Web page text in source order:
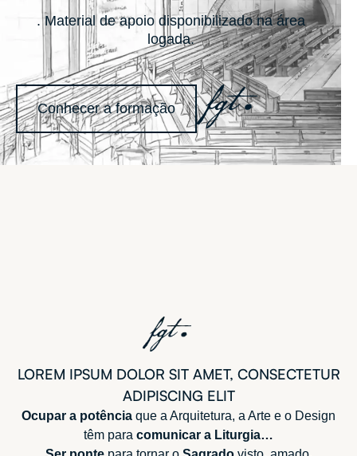
. Material de apoio disponibilizado na área
logada.
Conhecer a formação
LOREM IPSUM DOLOR SIT AMET, CONSECTETUR
ADIPISCING ELIT
Ocupar a potência que a Arquitetura, a Arte e o Design
têm para comunicar a Liturgia…